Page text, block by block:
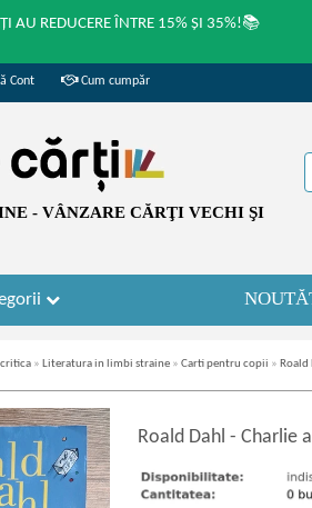
AU REDUCERE ÎNTRE 15% ȘI 35%!📚
Cont Cum cumpăr
- VÂNZARE CĂRŢI VECHI ŞI
» Literatura in limbi straine » Carti pentru copii » Roald
Roald Dahl - Charlie